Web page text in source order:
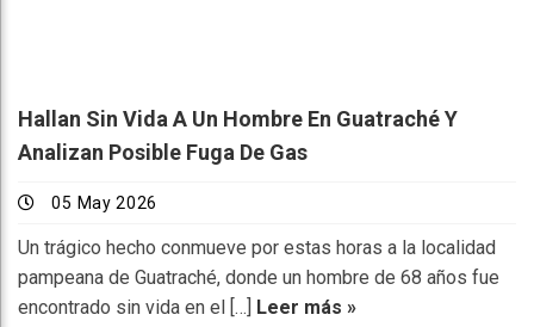
Hallan Sin Vida A Un Hombre En Guatraché Y
Analizan Posible Fuga De Gas
05 May 2026
Un trágico hecho conmueve por estas horas a la localidad
pampeana de Guatraché, donde un hombre de 68 años fue
encontrado sin vida en el […]
Leer más »